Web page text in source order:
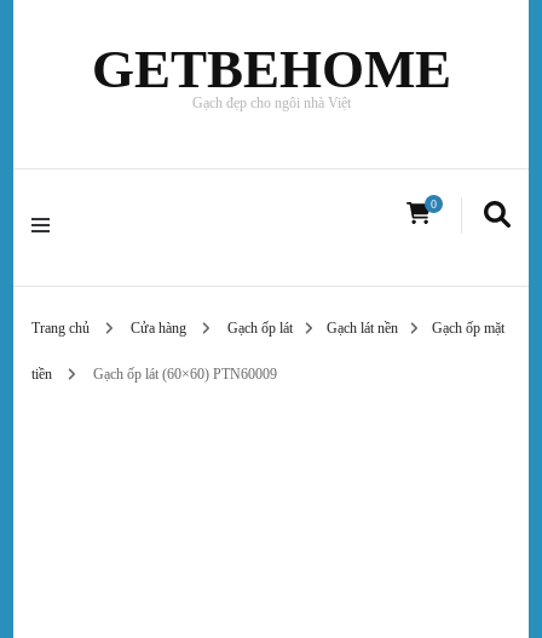
GETBEHOME
Gạch đẹp cho ngôi nhà Việt
0
Trang chủ Cửa hàng Gạch ốp lát Gạch lát nền Gạch ốp mặt
tiền Gạch ốp lát (60×60) PTN60009